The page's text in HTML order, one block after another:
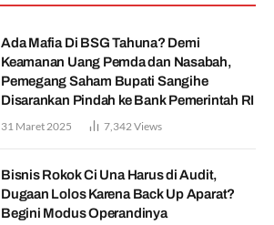
Ada Mafia Di BSG Tahuna? Demi
Keamanan Uang Pemda dan Nasabah,
Pemegang Saham Bupati Sangihe
Disarankan Pindah ke Bank Pemerintah RI
31 Maret 2025 7,342Views
Bisnis Rokok Ci Una Harus di Audit,
Dugaan Lolos Karena Back Up Aparat?
Begini Modus Operandinya